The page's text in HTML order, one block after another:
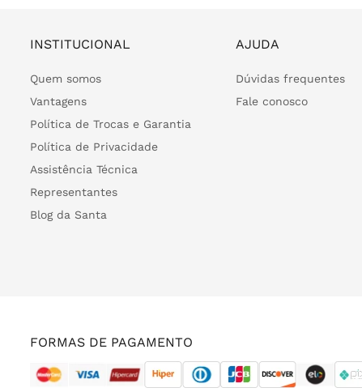
INSTITUCIONAL
Quem somos
Vantagens
Política de Trocas e Garantia
Política de Privacidade
Assistência Técnica
Representantes
Blog da Santa
AJUDA
Dúvidas frequentes
Fale conosco
FORMAS DE PAGAMENTO